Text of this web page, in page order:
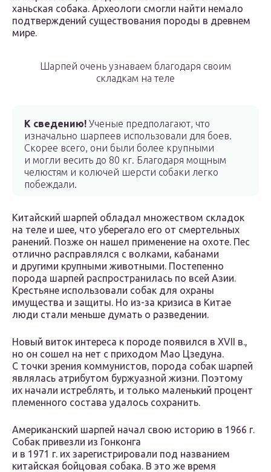
ханьская собака. Археологи смогли найти немало
подтверждений существования породы в древнем
мире.
Шарпей очень узнаваем благодаря своим
складкам на теле
К сведению! Ученые предполагают, что
изначально шарпеев использовали для боев.
Скорее всего, они были более крупными
и могли весить до 80 кг. Благодаря мощным
челюстям и колючей шерсти собаки легко
побеждали.
Китайский шарпей обладал множеством складок
на теле и шее, что уберегало его от смертельных
ранений. Позже он нашел применение на охоте. Пес
отлично расправлялся с волками, кабанами
и другими крупными животными. Постепенно
порода шарпей распространилась по всей Азии.
Крестьяне использовали собак для охраны
имущества и защиты. Но из-за кризиса в Китае
люди стали меньше думать о разведении.
Новый виток интереса к породе появился в XVII в.,
но он сошел на нет с приходом Мао Цзедуна.
С точки зрения коммунистов, порода собак шарпей
являлась атрибутом буржуазной жизни. Поэтому
их начали истреблять, и только маленький процент
племенного состава удалось сохранить.
Американский шарпей начал свою историю в 1966 г.
Собак привезли из Гонконга
и в 1971 г. их зарегистрировали под названием
китайская бойцовая собака. В это же время